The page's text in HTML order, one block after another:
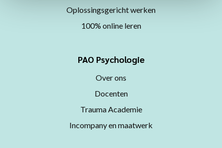
Oplossingsgericht werken
100% online leren
PAO Psychologie
Over ons
Docenten
Trauma Academie
Incompany en maatwerk